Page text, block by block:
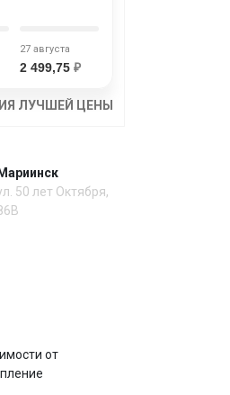
27 августа
2 499,75₽
ЛУЧШЕЙ ЦЕНЫ
Мариинск
50 лет Октября,
от